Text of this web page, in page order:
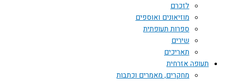
לזכרם
מוזיאונים ואוספים
ספרות תעופתית
שירים
תאריכים
תעופה אזרחית
מחקרים, מאמרים וכתבות